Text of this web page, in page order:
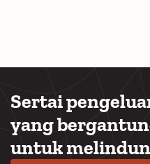
Sertai
yang
untuk